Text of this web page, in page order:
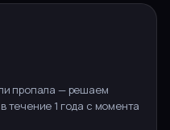
пропала — решаем
течение 1 года с момента